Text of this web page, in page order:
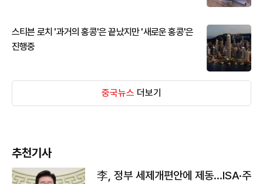
스티븐 로치 '과거의 홍콩'은 끝났지만 '새로운 홍콩'은
진행중
중국뉴스 더보기
추천기사
李, 정부 세제개편안에 제동…ISA·주